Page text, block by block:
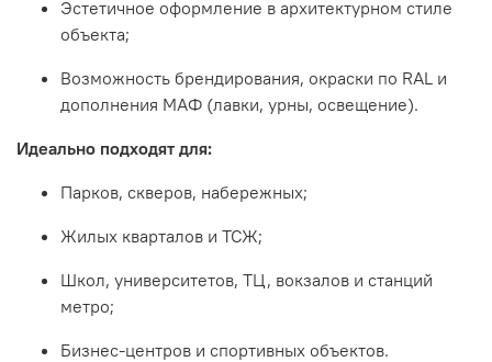
Эстетичное оформление в архитектурном стиле
объекта;
Возможность брендирования, окраски по RAL и
дополнения МАФ (лавки, урны, освещение).
Идеально подходят для:
Парков, скверов, набережных;
Жилых кварталов и ТСЖ;
Школ, университетов, ТЦ, вокзалов и станций
метро;
Бизнес-центров и спортивных объектов.